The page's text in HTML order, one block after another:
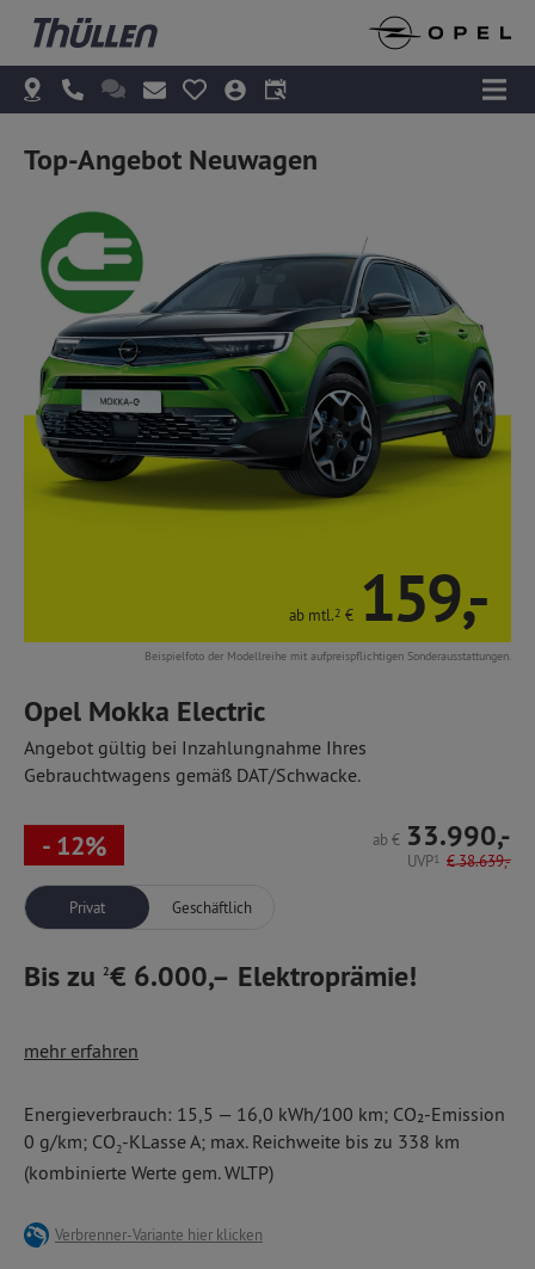
Top-Angebot Neuwagen
ab mtl.2 € 159,-
Beispielfoto der Modellreihe mit aufpreispflichtigen Sonderausstattungen.
Opel Mokka Electric
Angebot gültig bei Inzahlungnahme Ihres
Gebrauchtwagens gemäß DAT/Schwacke.
- 12% ab € 33.990,-
UVP1 €38.639,-
Privat Geschäftlich
Bis zu 2€ 6.000,– Elektroprämie!
Kombination aus sportlichem SUV und effizientem
Ausstattungslinien überzeugen mit komfortablen Extras, so
z. B. hier mit
Klimaautomatik,
digitales Radio DAT+ mit Bluetooth/USB,
LED-Scheinwerfern,
Mode-2-Ladekabel u. v. m.
mehr erfahren
Energieverbrauch: 15,5 — 16,0 kWh/100 km; CO₂-Emission
0 g/km; CO2-KLasse A; max. Reichweite bis zu 338 km
(kombinierte Werte gem. WLTP)
Verbrenner-Variante hier klicken